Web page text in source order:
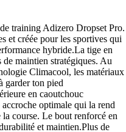
training Adizero Dropset Pro.
et créée pour les sportives qui
hybride.La tige en
de maintien stratégiques. Au
Climacool, les matériaux
garder ton pied
en caoutchouc
optimale qui la rend
la course. Le bout renforcé en
et maintien.Plus de